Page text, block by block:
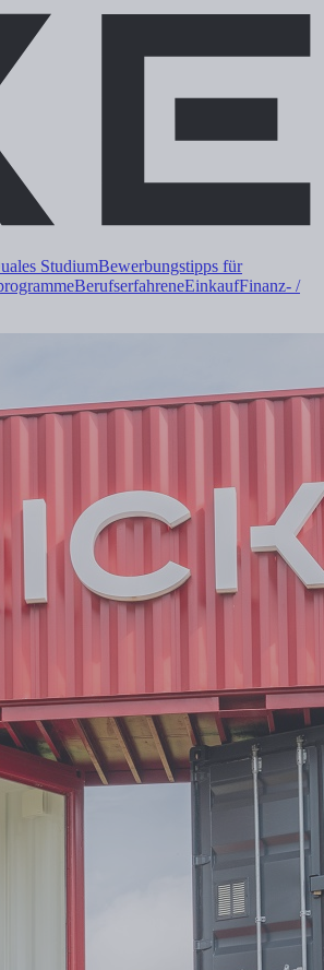
StudiumBewerbungstipps für
BerufserfahreneEinkaufFinanz- /